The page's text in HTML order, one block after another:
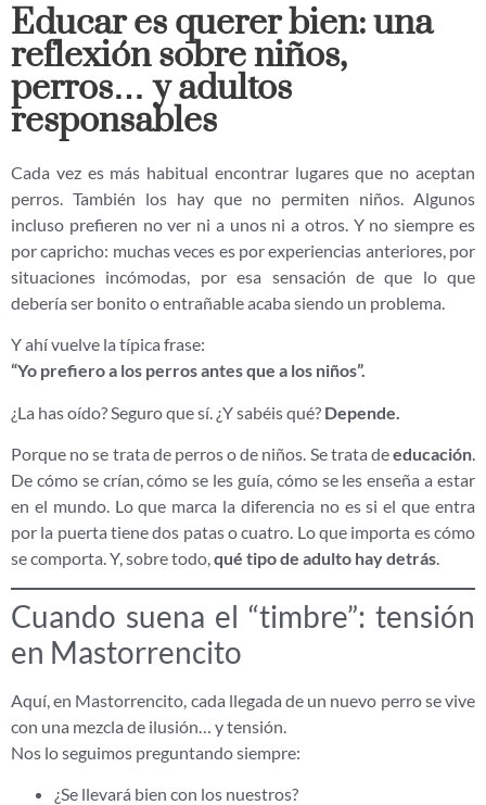
Educar es querer bien: una
reflexión sobre niños,
perros… y adultos
responsables
Cada vez es más habitual encontrar lugares que no aceptan
perros. También los hay que no permiten niños. Algunos
incluso prefieren no ver ni a unos ni a otros. Y no siempre es
por capricho: muchas veces es por experiencias anteriores, por
situaciones incómodas, por esa sensación de que lo que
debería ser bonito o entrañable acaba siendo un problema.
Y ahí vuelve la típica frase:
“Yo prefiero a los perros antes que a los niños”.
¿La has oído? Seguro que sí. ¿Y sabéis qué? Depende.
Porque no se trata de perros o de niños. Se trata deeducación.
De cómo se crían, cómo se les guía, cómo se les enseña a estar
en el mundo. Lo que marca la diferencia no es si el que entra
por la puerta tiene dos patas o cuatro. Lo que importa es cómo
se comporta. Y, sobre todo,qué tipo de adulto hay detrás.
Cuando suena el “timbre”: tensión
en Mastorrencito
Aquí, en Mastorrencito, cada llegada de un nuevo perro se vive
con una mezcla de ilusión… y tensión.
Nos lo seguimos preguntando siempre:
¿Se llevará bien con los nuestros?